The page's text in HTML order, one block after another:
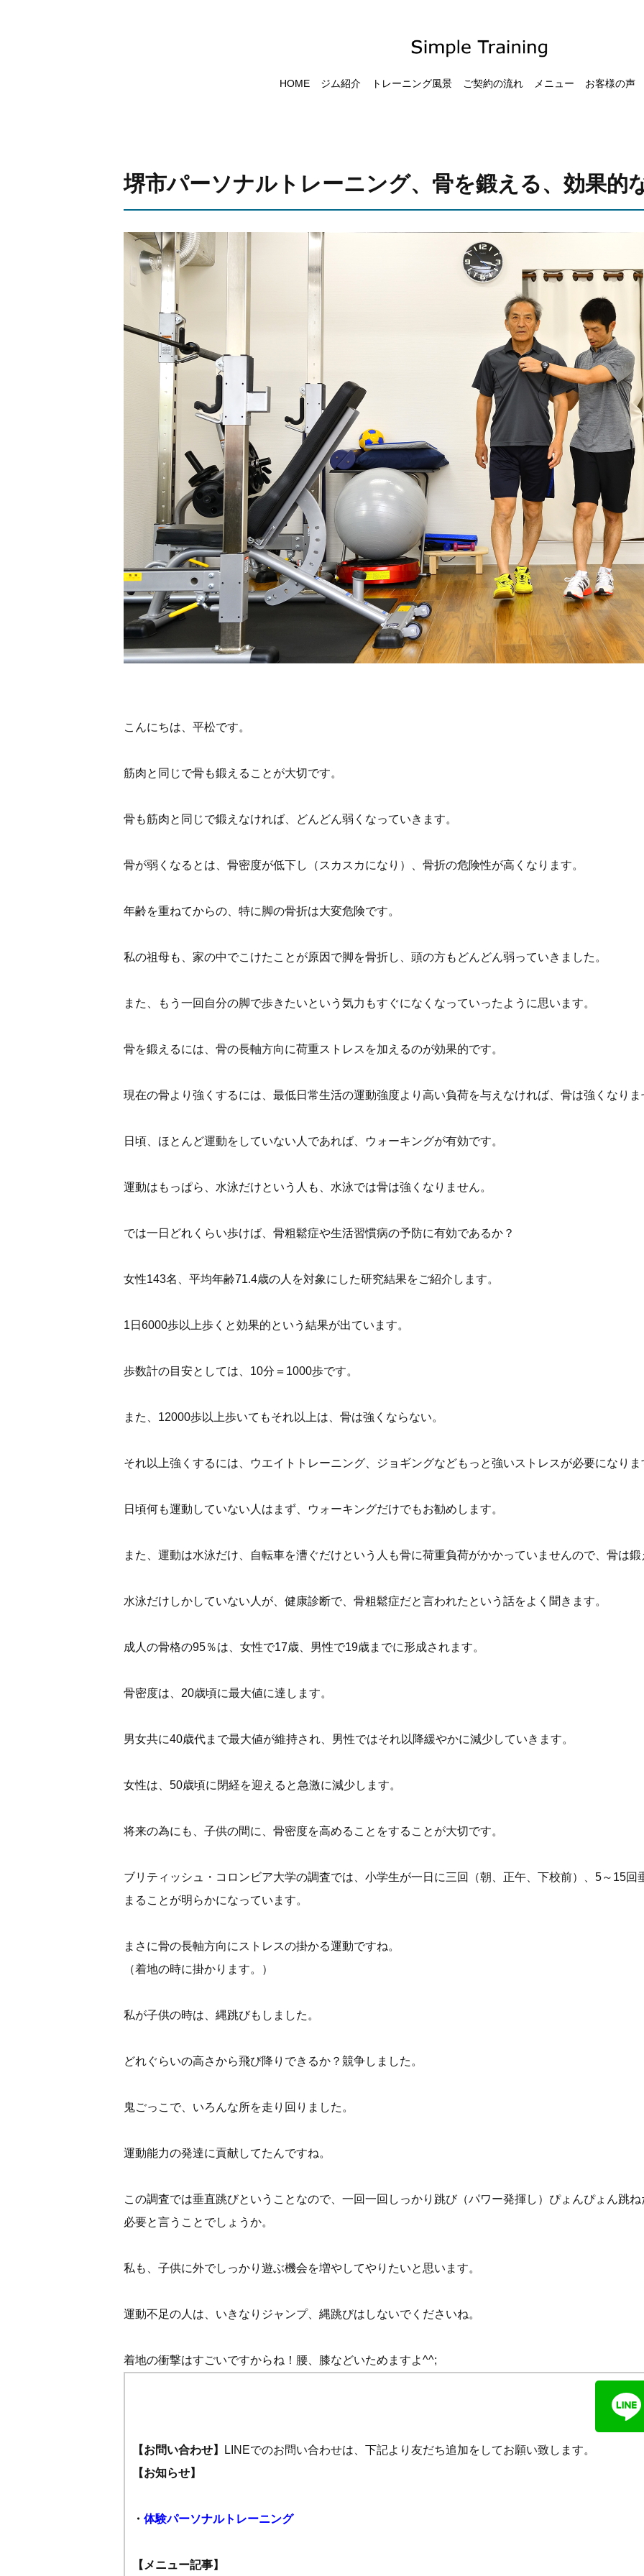
HOME ジム紹介 トレーニング風景 ご契約の流れ メニュー お客様の声
堺市パーソナルトレーニング、骨を鍛える、効果的
こんにちは、平松です。
筋肉と同じで骨も鍛えることが大切です。
骨も筋肉と同じで鍛えなければ、どんどん弱くなっていきます。
骨が弱くなるとは、骨密度が低下し（スカスカになり）、骨折の危険性が高くなります。
年齢を重ねてからの、特に脚の骨折は大変危険です。
私の祖母も、家の中でこけたことが原因で脚を骨折し、頭の方もどんどん弱っていきました。
また、もう一回自分の脚で歩きたいという気力もすぐになくなっていったように思います。
骨を鍛えるには、骨の長軸方向に荷重ストレスを加えるのが効果的です。
現在の骨より強くするには、最低日常生活の運動強度より高い負荷を与えなければ、骨は強くなりま
日頃、ほとんど運動をしていない人であれば、ウォーキングが有効です。
運動はもっぱら、水泳だけという人も、水泳では骨は強くなりません。
では一日どれくらい歩けば、骨粗鬆症や生活習慣病の予防に有効であるか？
女性143名、平均年齢71.4歳の人を対象にした研究結果をご紹介します。
1日6000歩以上歩くと効果的という結果が出ています。
歩数計の目安としては、10分＝1000歩です。
また、12000歩以上歩いてもそれ以上は、骨は強くならない。
それ以上強くするには、ウエイトトレーニング、ジョギングなどもっと強いストレスが必要になりま
日頃何も運動していない人はまず、ウォーキングだけでもお勧めします。
また、運動は水泳だけ、自転車を漕ぐだけという人も骨に荷重負荷がかかっていませんので、骨は
水泳だけしかしていない人が、健康診断で、骨粗鬆症だと言われたという話をよく聞きます。
成人の骨格の95％は、女性で17歳、男性で19歳までに形成されます。
骨密度は、20歳頃に最大値に達します。
男女共に40歳代まで最大値が維持され、男性ではそれ以降緩やかに減少していきます。
女性は、50歳頃に閉経を迎えると急激に減少します。
将来の為にも、子供の間に、骨密度を高めることをすることが大切です。
ブリティッシュ・コロンビア大学の調査では、小学生が一日に三回（朝、正午、下校前）、5～15
まることが明らかになっています。
まさに骨の長軸方向にストレスの掛かる運動ですね。
（着地の時に掛かります。）
私が子供の時は、縄跳びもしました。
どれぐらいの高さから飛び降りできるか？競争しました。
鬼ごっこで、いろんな所を走り回りました。
運動能力の発達に貢献してたんですね。
この調査では垂直跳びということなので、一回一回しっかり跳び（パワー発揮し）ぴょんぴょん跳
必要と言うことでしょうか。
私も、子供に外でしっかり遊ぶ機会を増やしてやりたいと思います。
運動不足の人は、いきなりジャンプ、縄跳びはしないでくださいね。
着地の衝撃はすごいですからね！腰、膝などいためますよ^^;
【お問い合わせ】
LINEでのお問い合わせは、下記より友だち追加をしてお願い致します。
【お知らせ】
・ 体験パーソナルトレーニング
【メニュー記事】